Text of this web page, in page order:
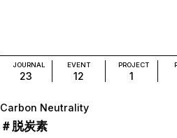
JOURNAL
23
EVENT
12
PROJECT
1
Carbon Neutrality
＃脱炭素